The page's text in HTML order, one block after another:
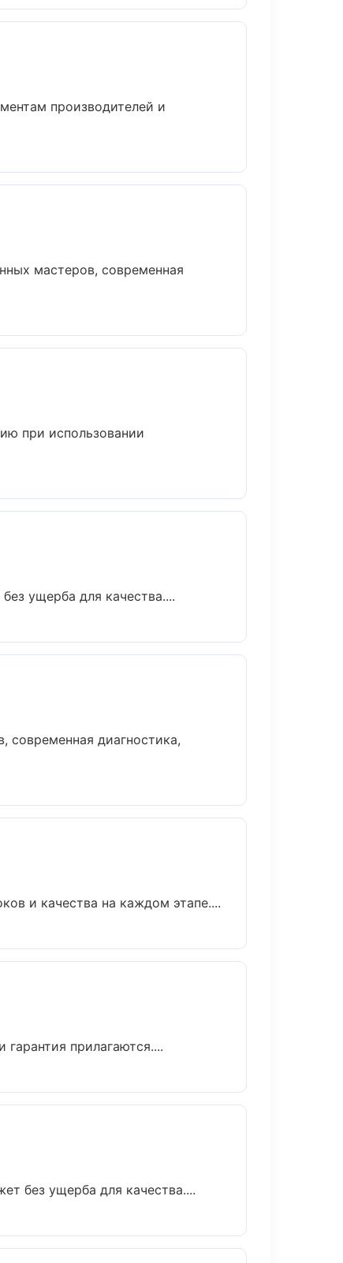
производителей и
мастеров, современная
при использовании
ущерба для качества....
диагностика,
и качества на каждом этапе....
прилагаются....
без ущерба для качества....